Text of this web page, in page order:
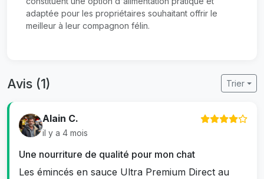
adaptée pour les propriétaires souhaitant offrir le
meilleur à leur compagnon félin.
Avis (1) Trier
Alain C.
il y a 4 mois
Une nourriture de qualité pour mon chat
Les émincés en sauce Ultra Premium Direct au